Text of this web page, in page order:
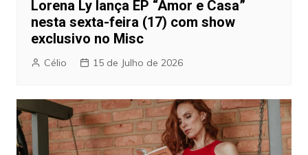
Lorena Ly lança EP “Amor e Casa”
nesta sexta-feira (17) com show
exclusivo no Misc
Célio 15 de Julho de 2026